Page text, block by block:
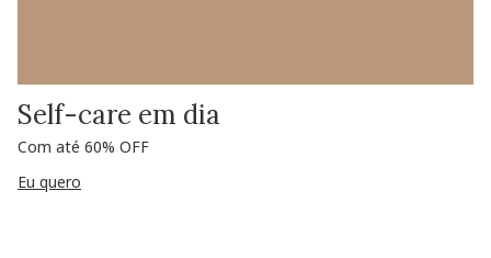
Self-care em dia
Com até 60% OFF
Eu quero